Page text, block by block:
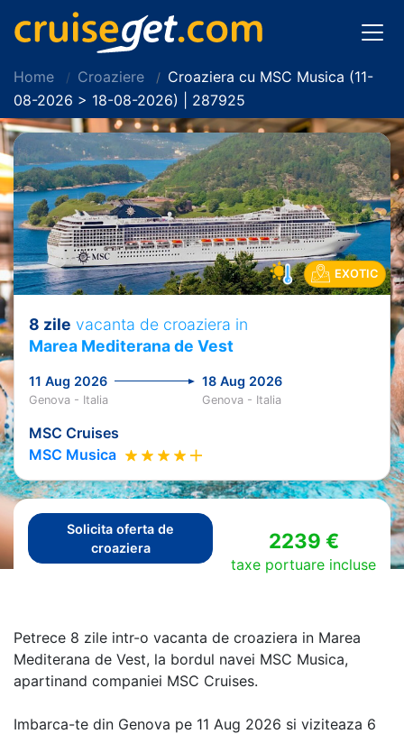
Home Croaziere
Croaziera cu MSC Musica (11-
08-2026 > 18-08-2026) | 287925
EXOTIC
8 zile vacanta de croaziera in
Marea Mediterana de Vest
11 Aug 2026 18 Aug 2026
Genova - Italia Genova - Italia
MSC Cruises
MSC Musica
Solicita oferta de
croaziera
2239 €
taxe portuare incluse
Petrece 8 zile intr-o vacanta de croaziera in Marea
Mediterana de Vest, la bordul navei MSC Musica,
apartinand companiei MSC Cruises.
Imbarca-te din Genova pe 11 Aug 2026 si viziteaza 6